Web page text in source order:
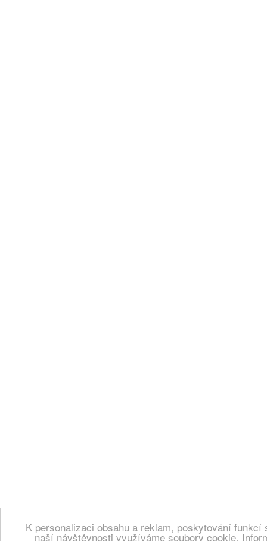
K personalizaci obsahu a reklam, poskytování
naší návštěvnosti využíváme soubory cookie.